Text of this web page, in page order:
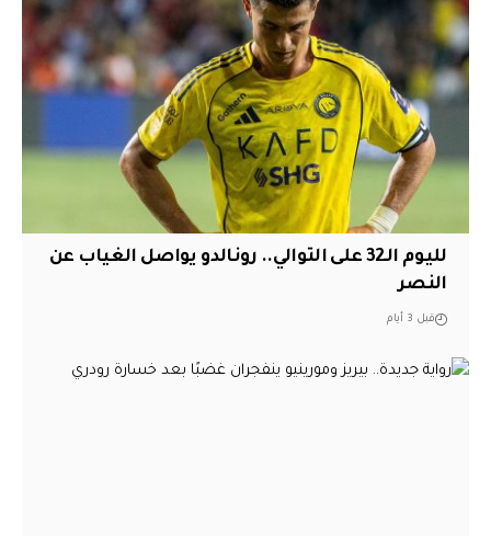
لليوم الـ32 على التوالي.. رونالدو يواصل الغياب عن
النصر
قبل 3 أيام